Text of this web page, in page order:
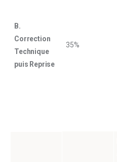
B.
Correction
Technique
puis Reprise
35%